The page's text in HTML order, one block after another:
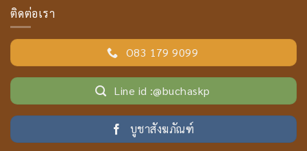
ติดต่อเรา
O83 179 9099
Line id :@buchaskp
บูชาสังฆภัณฑ์